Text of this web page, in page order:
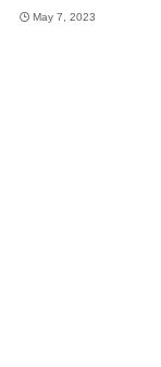
May 7, 2023